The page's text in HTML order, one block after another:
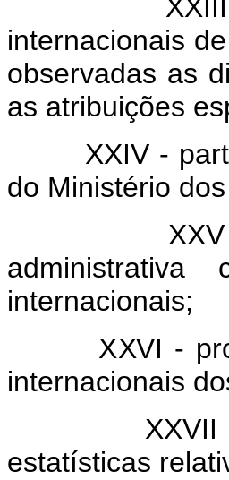
XXIII -
internacionais
observadas as
as atribuições
XXIV -
do Ministério
XXV -
internacionais;
XXVI -
internacionais
XXVII -
estatísticas